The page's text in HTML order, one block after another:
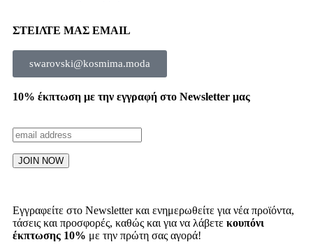
ΣΤΕΙΛΤΕ ΜΑΣ EMAIL
swarovski@kosmima.moda
10% έκπτωση με την εγγραφή στο Newsletter μας
Εγγραφείτε στο Newsletter και ενημερωθείτε για νέα προϊόντα,
τάσεις και προσφορές, καθώς και για να λάβετε κουπόνι
έκπτωσης 10% με την πρώτη σας αγορά!